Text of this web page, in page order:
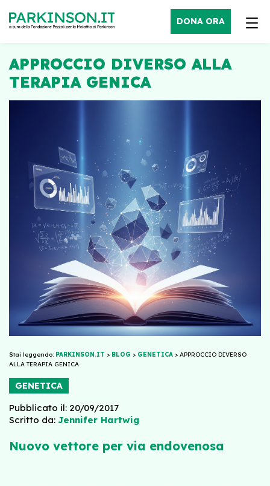
DONA ORA
APPROCCIO DIVERSO ALLA
TERAPIA GENICA
Stai leggendo: PARKINSON.IT > BLOG > GENETICA > APPROCCIO DIVERSO
ALLA TERAPIA GENICA
GENETICA
Pubblicato il: 20/09/2017
Scritto da: Jennifer Hartwig
Nuovo vettore per via endovenosa